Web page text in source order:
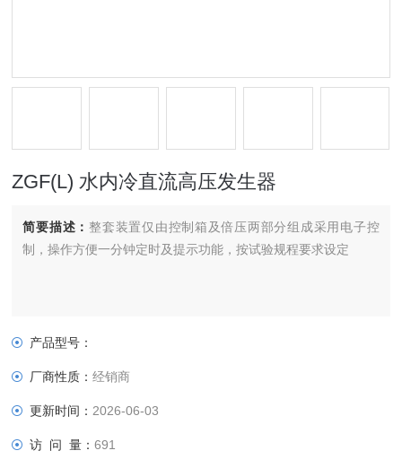
ZGF(L) 水内冷直流高压发生器
简要描述：整套装置仅由控制箱及倍压两部分组成采用电子控
制，操作方便一分钟定时及提示功能，按试验规程要求设定
产品型号：
厂商性质：经销商
更新时间： 2026-06-03
访 问 量：691